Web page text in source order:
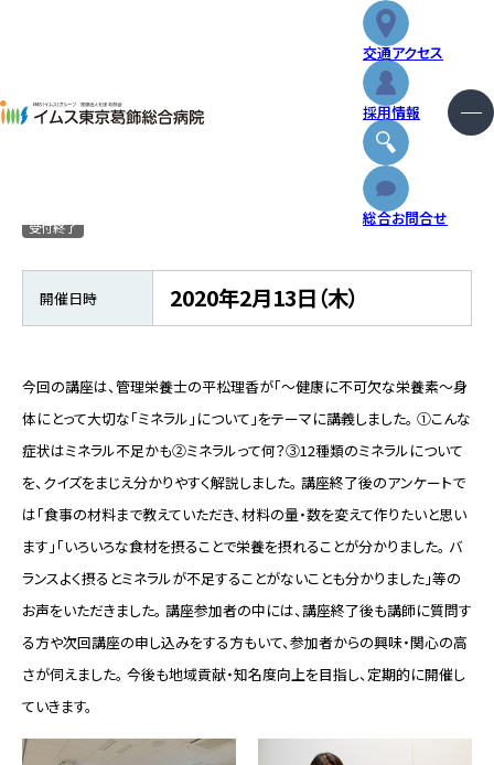
交通アクセス
採用情報
総合お問合せ
入院・お見舞い
診療科・センター
健診・人間ドック
特長と取り組み
医療関係者の方へ
病院について
健康に不可欠な栄養素 身体にとって大切な
受付終了
開催日時 2020年2月13日（木）
今回の講座は、管理栄養士の平松理香が「～健康に不可欠な栄養素～身
体にとって大切な「ミネラル」について」をテーマに講義しました。 ①こんな
症状はミネラル不足かも②ミネラルって何？③12種類のミネラルについて
を、クイズをまじえ分かりやすく解説しました。 講座終了後のアンケートで
は「食事の材料まで教えていただき、材料の量・数を変えて作りたいと思い
ます」「いろいろな食材を摂ることで栄養を摂れることが分かりました。 バ
ランスよく摂るとミネラルが不足することがないことも分かりました」等の
お声をいただきました。 講座参加者の中には、講座終了後も講師に質問す
る方や次回講座の申し込みをする方もいて、参加者からの興味・関心の高
さが伺えました。 今後も地域貢献・知名度向上を目指し、定期的に開催し
ていきます。